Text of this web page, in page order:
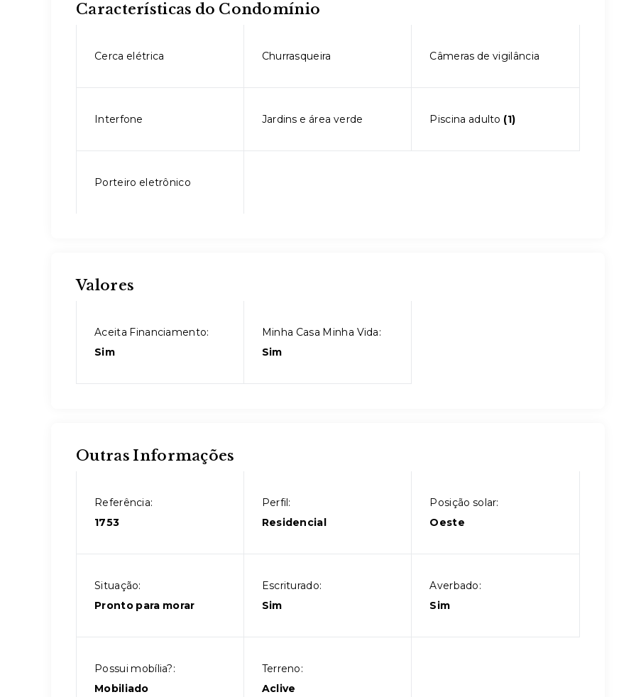
Características do Condomínio
Cerca elétrica Churrasqueira Câmeras de vigilância
Interfone Jardins e área verde Piscina adulto (1)
Porteiro eletrônico
Valores
Aceita Financiamento:
Sim
Minha Casa Minha Vida:
Sim
Outras Informações
Referência:
1753
Perfil:
Residencial
Posição solar:
Oeste
Situação:
Pronto para morar
Escriturado:
Sim
Averbado:
Sim
Possui mobília?:
Mobiliado
Terreno:
Aclive